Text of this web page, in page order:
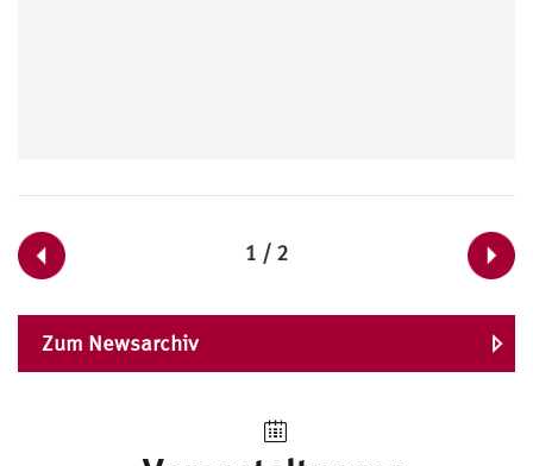
1 / 2
Zum Newsarchiv